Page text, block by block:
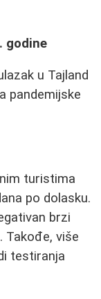
godine
u Tajland
pandemijske
turistima
po dolasku.
brzi
Takođe, više
testiranja